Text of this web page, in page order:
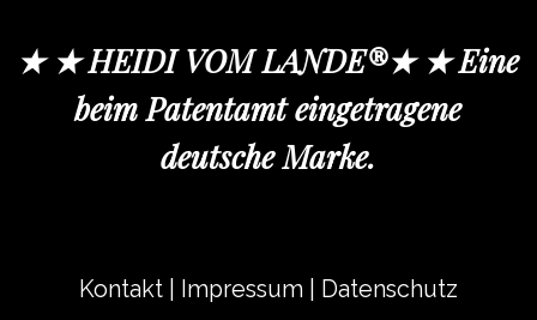
★ ★ HEIDI VOM LANDE®★ ★ Eine
beim Patentamt eingetragene
deutsche Marke.
Kontakt Impressum Datenschutz